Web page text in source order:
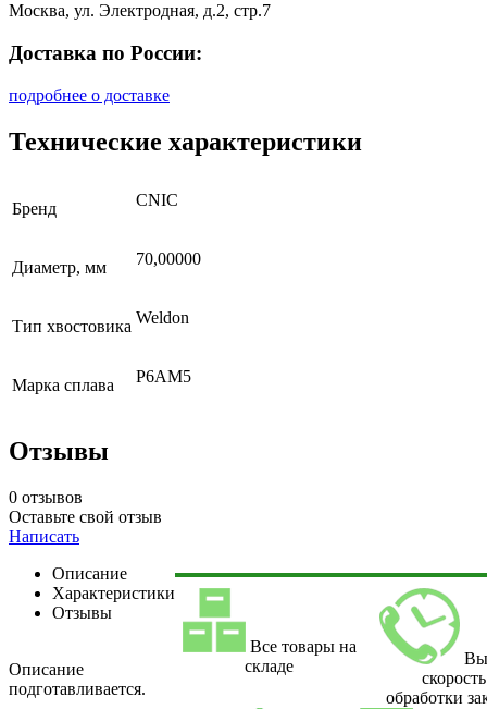
Москва, ул. Электродная, д.2, стр.7
Доставка по России:
подробнее о доставке
Технические характеристики
Бренд CNIC
Диаметр, мм 70,00000
Тип хвостовика Weldon
Марка сплава Р6АМ5
Отзывы
0 отзывов
Оставьте свой отзыв
Написать
Описание
Характеристики
Отзывы
Описание
подготавливается.
Все товары на
складе
скорость
обработки